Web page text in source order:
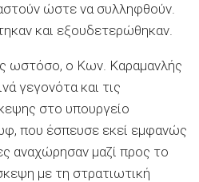
ώστε να συλληφθούν.
και εξουδετερώθηκαν.
ωστόσο, ο Κων. Καραμανλής
γεγονότα και τις
στο υπουργείο
που έσπευσε εκεί εμφανώς
αναχώρησαν μαζί προς το
με τη στρατιωτική